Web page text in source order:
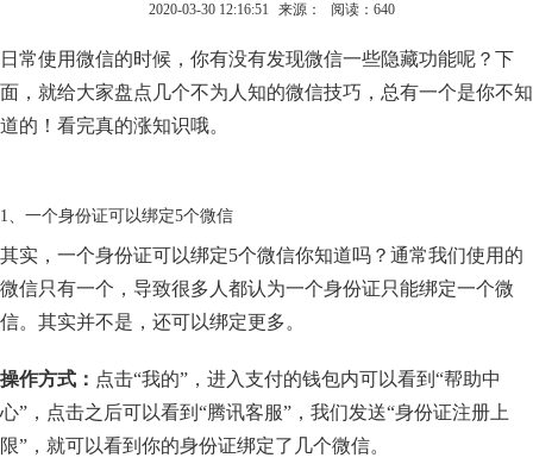
2020-03-30 12:16:51 来源： 阅读：640
日常使用微信的时候，你有没有发现微信一些隐藏功能呢？下
面，就给大家盘点几个不为人知的微信技巧，总有一个是你不知
道的！看完真的涨知识哦。
1、一个身份证可以绑定5个微信
其实，一个身份证可以绑定5个微信你知道吗？通常我们使用的
微信只有一个，导致很多人都认为一个身份证只能绑定一个微
信。其实并不是，还可以绑定更多。
操作方式： 点击“我的”，进入支付的钱包内可以看到“帮助中
心”，点击之后可以看到“腾讯客服”，我们发送“身份证注册上
限”，就可以看到你的身份证绑定了几个微信。